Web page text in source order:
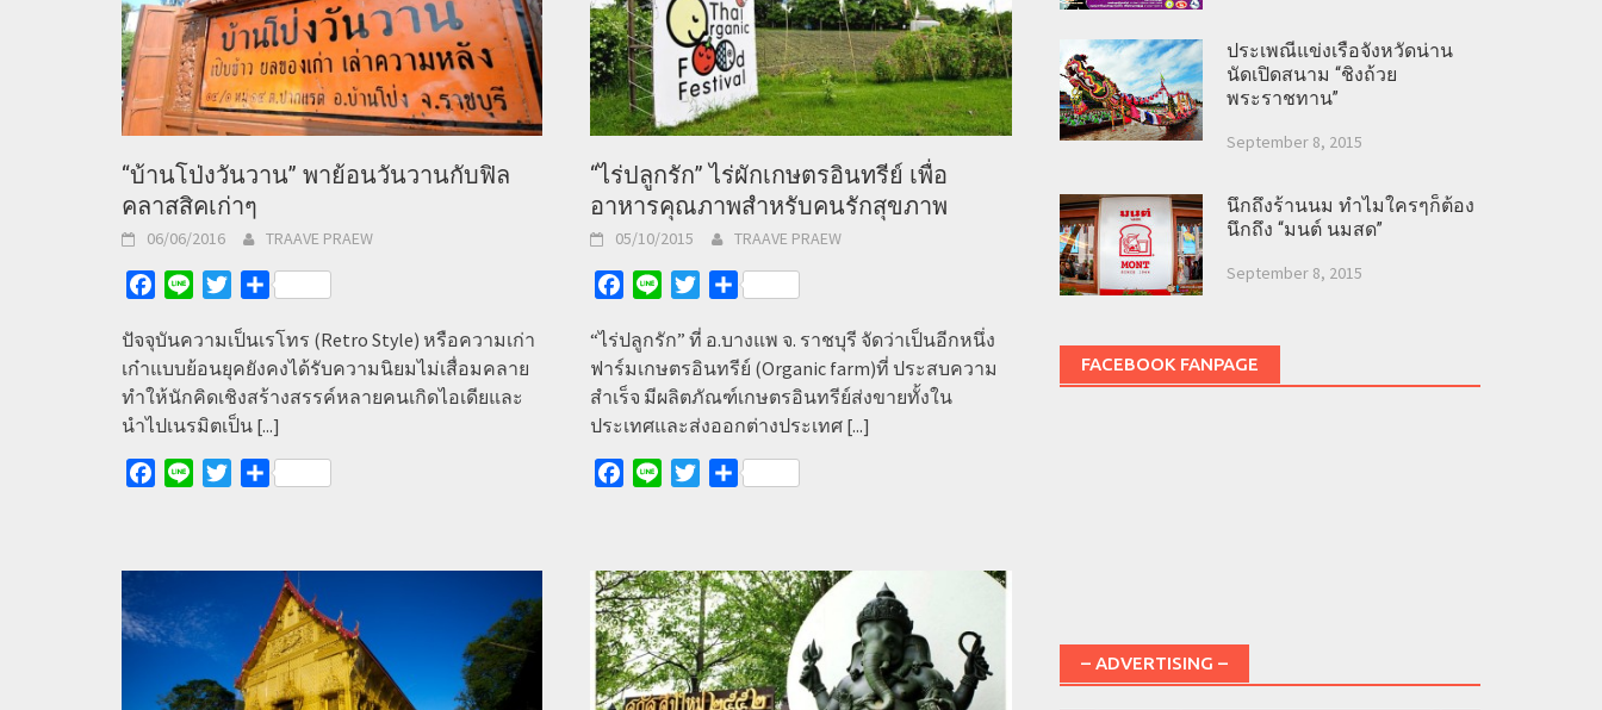
“บ้านโป่งวันวาน” พาย้อนวันวานกับฟิล
คลาสสิคเก่าๆ
06/06/2016 TRAAVE PRAEW
Facebook
Line TwitterShare
ปัจจุบันความเป็นเรโทร (Retro Style) หรือความเก่า
เก๋าแบบย้อนยุคยังคงได้รับความนิยมไม่เสื่อมคลาย
ทำให้นักคิดเชิงสร้างสรรค์หลายคนเกิดไอเดียและ
นำไปเนรมิตเป็น [...]
Facebook
Line TwitterShare
“ไร่ปลูกรัก” ไร่ผักเกษตรอินทรีย์ เพื่อ
อาหารคุณภาพสำหรับคนรักสุขภาพ
05/10/2015 TRAAVE PRAEW
Facebook
Line TwitterShare
“ไร่ปลูกรัก” ที่ อ.บางแพ จ. ราชบุรี จัดว่าเป็นอีกหนึ่ง
ฟาร์มเกษตรอินทรีย์ (Organic farm)ที่ ประสบความ
สำเร็จ มีผลิตภัณฑ์เกษตรอินทรีย์ส่งขายทั้งใน
ประเทศและส่งออกต่างประเทศ [...]
Facebook
Line TwitterShare
ประเพณีแข่งเรือจังหวัดน่าน
นัดเปิดสนาม “ชิงถ้วย
พระราชทาน”
September 8, 2015
นึกถึงร้านนม ทำไมใครๆก็ต้อง
นึกถึง “มนต์ นมสด”
September 8, 2015
FACEBOOK FANPAGE
– ADVERTISING –